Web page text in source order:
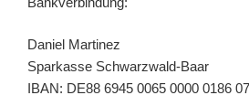
Daniel Martinez
Sparkasse Schwarzwald-Baar
IBAN: DE88 6945 0065 0000 0186 07